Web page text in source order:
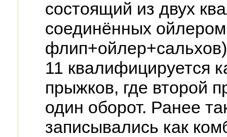
состоящий из двух
соединённых
11 квалифицируется
прыжков, где второй
один оборот. Ранее
записывались как